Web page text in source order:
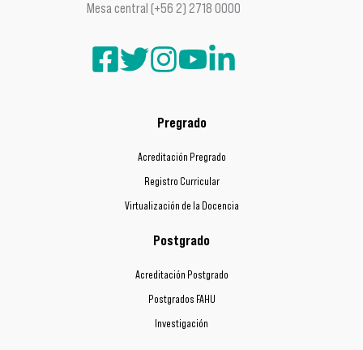
Mesa central (+56 2) 2718 0000
Pregrado
Acreditación Pregrado
Registro Curricular
Virtualización de la Docencia
Postgrado
Acreditación Postgrado
Postgrados FAHU
Investigación